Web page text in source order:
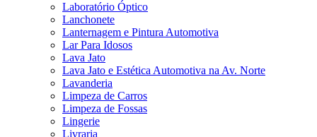
Laboratório Óptico
Lanchonete
Lanternagem e Pintura Automotiva
Lar Para Idosos
Lava Jato
Lava Jato e Estética Automotiva na Av. Norte
Lavanderia
Limpeza de Carros
Limpeza de Fossas
Lingerie
Livraria